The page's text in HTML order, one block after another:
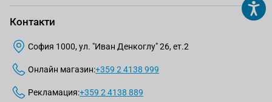
Контакти
София 1000, ул. "Иван Денкоглу" 26, ет.2
Онлайн магазин:+359 2 4138 999
Рекламация:+359 2 4138 889